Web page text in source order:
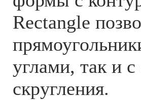
Rectangle
углами, так и
скругления.